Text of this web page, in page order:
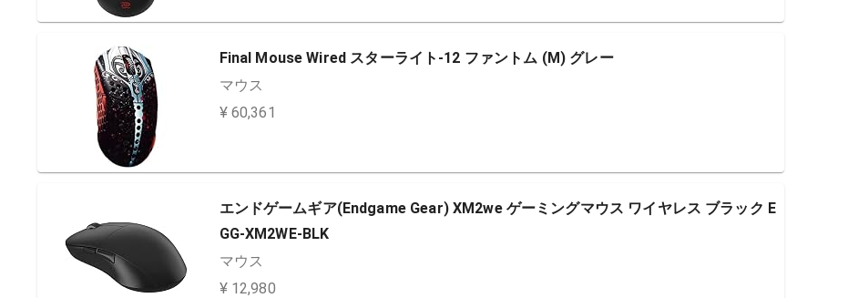
Final Mouse Wired スターライト-12 ファントム (M) グレー
マウス
¥ 60,361
エンドゲームギア(Endgame Gear) XM2we ゲーミングマウス ワイヤレス ブラック E
GG-XM2WE-BLK
マウス
¥ 12,980